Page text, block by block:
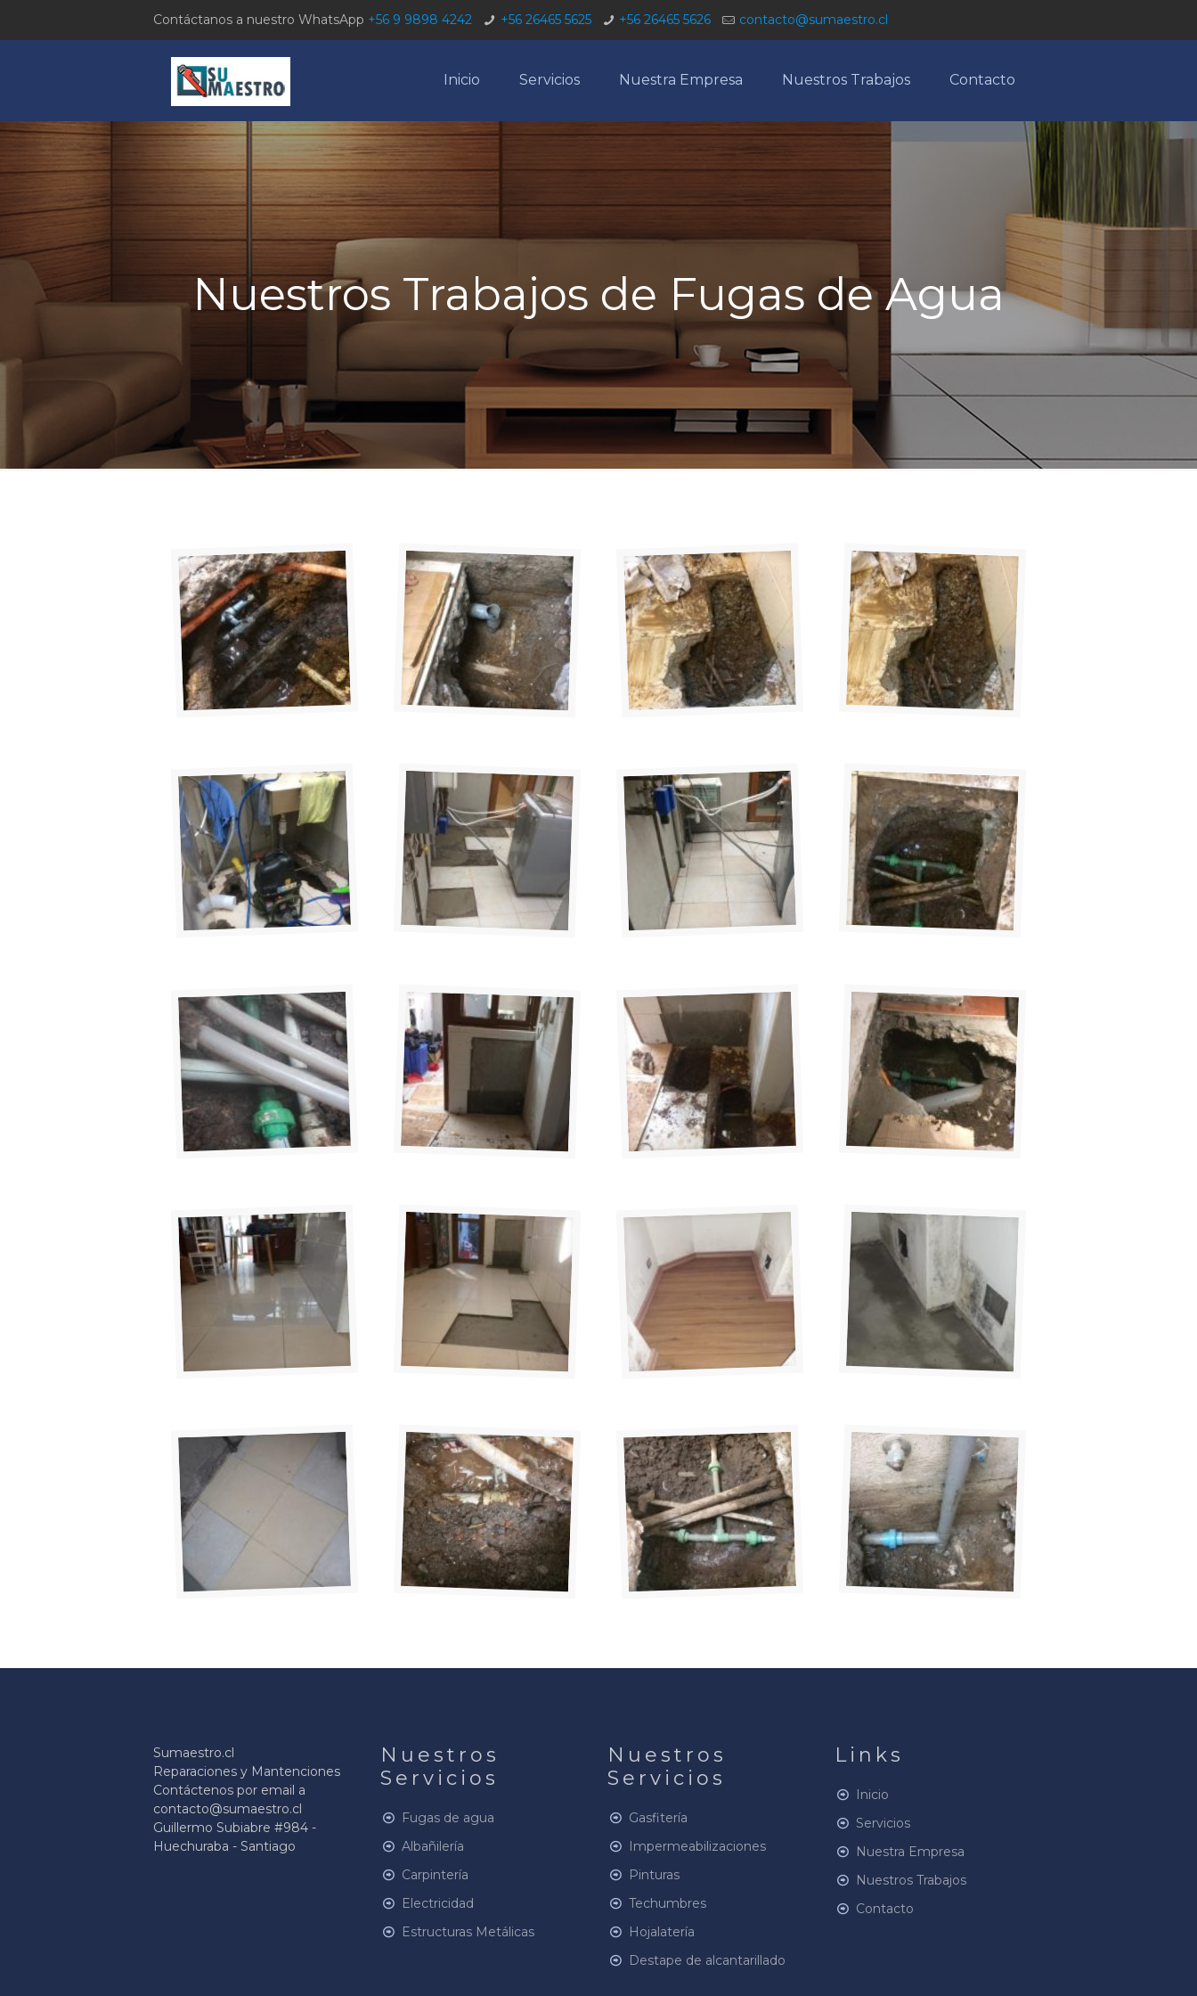
Contáctanos a nuestro WhatsApp +56 9 9898 4242 +56 26465 5625 +56 26465 5626 contacto@sumaestro.cl
Inicio Servicios Nuestra Empresa Nuestros Trabajos Contacto
Nuestros Trabajos de Fugas de Agua
Sumaestro.cl
Reparaciones y Mantenciones
Contáctenos por email a
contacto@sumaestro.cl
Guillermo Subiabre #984 -
Huechuraba - Santiago
Nuestros
Servicios
Fugas de agua
Albañilería
Carpintería
Electricidad
Estructuras Metálicas
Nuestros
Servicios
Gasfitería
Impermeabilizaciones
Pinturas
Techumbres
Hojalatería
Destape de alcantarillado
Links
Inicio
Servicios
Nuestra Empresa
Nuestros Trabajos
Contacto